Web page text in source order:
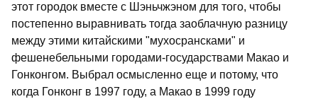
этот городок вместе с Шэньчжэном для того, чтобы
постепенно выравнивать тогда заоблачную разницу
между этими китайскими "мухосрансками" и
фешенебельными городами-государствами Макао и
Гонконгом. Выбрал осмысленно еще и потому, что
когда Гонконг в 1997 году, а Макао в 1999 году